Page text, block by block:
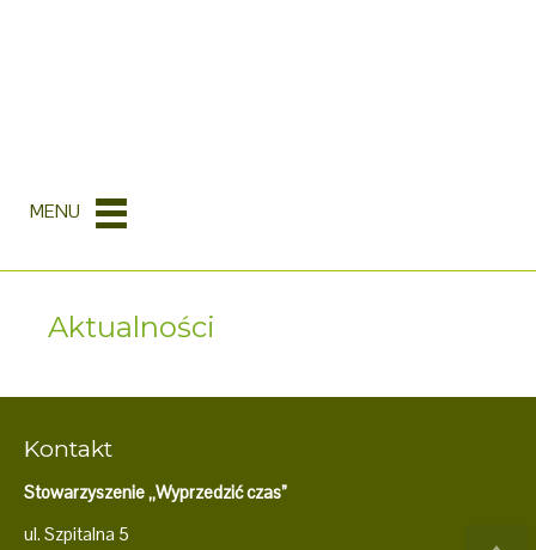
MENU
Aktualności
Kontakt
Stowarzyszenie „Wyprzedzić czas”
ul. Szpitalna 5